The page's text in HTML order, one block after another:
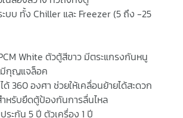
ะบบ ทั้ง Chiller และ Freezer (5 ถึง -25
White ตัวตู้สีขาว มีตระแกรงกันหนู
มีกุญแจล็อค
360 องศา ช่วยให้เคลื่อนย้ายได้สะดวก
หรับยึดตู้ป้องกันการลื่นไหล
ระกัน 5 ปี ตัวเครื่อง 1 ปี